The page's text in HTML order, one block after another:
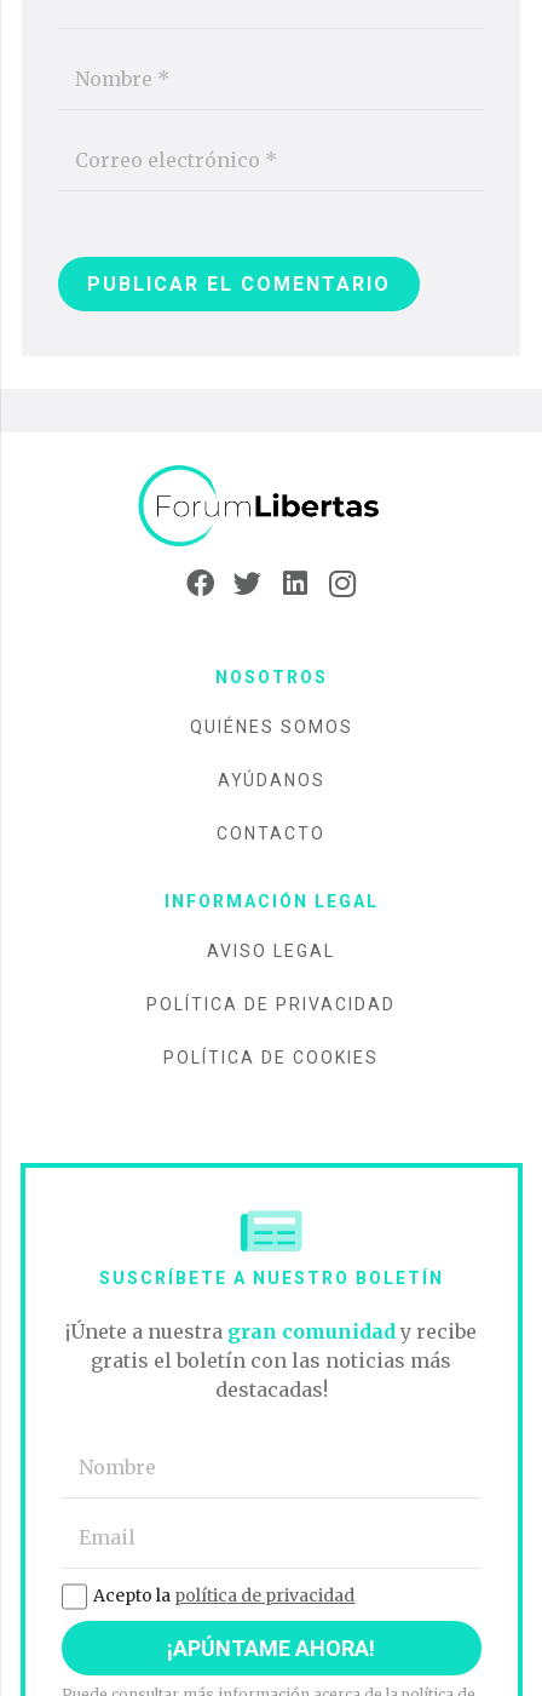
PUBLICAR EL COMENTARIO
NOSOTROS
QUIÉNES SOMOS
AYÚDANOS
CONTACTO
INFORMACIÓN LEGAL
AVISO LEGAL
POLÍTICA DE PRIVACIDAD
POLÍTICA DE COOKIES
SUSCRÍBETE A NUESTRO BOLETÍN
¡Únete a nuestra gran comunidady recibe
gratis el boletín con las noticias más
destacadas!
Acepto la política de privacidad